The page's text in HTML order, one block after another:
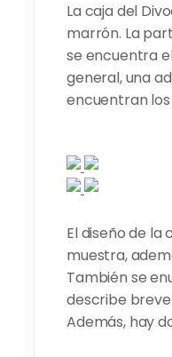
La caja del
marrón. La
se encuentra
general, una
encuentran
El diseño de
muestra,
También se
describe
Además, hay